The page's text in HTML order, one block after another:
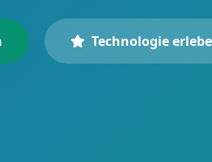
Technologie